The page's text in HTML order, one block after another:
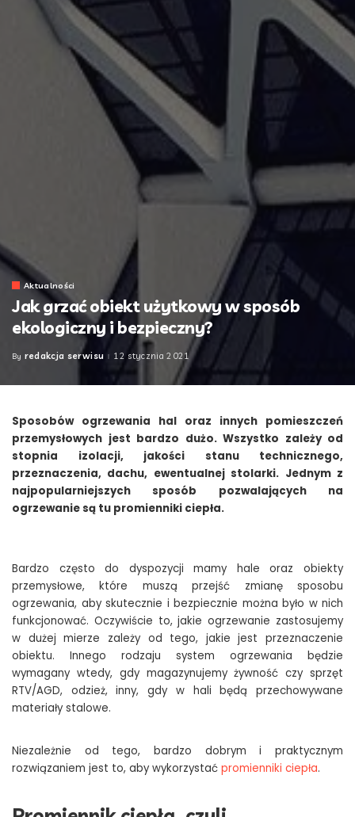
Aktualności
Jak grzać obiekt użytkowy w sposób
ekologiczny i bezpieczny?
Posted
By redakcja serwisu 12 stycznia 2021
Sposobów ogrzewania hal oraz innych pomieszczeń
przemysłowych jest bardzo dużo. Wszystko zależy od
stopnia izolacji, jakości stanu technicznego,
przeznaczenia, dachu, ewentualnej stolarki. Jednym z
najpopularniejszych sposób pozwalających na
ogrzewanie są tu promienniki ciepła.
Bardzo często do dyspozycji mamy hale oraz obiekty
przemysłowe, które muszą przejść zmianę sposobu
ogrzewania, aby skutecznie i bezpiecznie można było w nich
funkcjonować. Oczywiście to, jakie ogrzewanie zastosujemy
w dużej mierze zależy od tego, jakie jest przeznaczenie
obiektu. Innego rodzaju system ogrzewania będzie
wymagany wtedy, gdy magazynujemy żywność czy sprzęt
RTV/AGD, odzież, inny, gdy w hali będą przechowywane
materiały stalowe.
Niezależnie od tego, bardzo dobrym i praktycznym
rozwiązaniem jest to, aby wykorzystać promienniki ciepła.